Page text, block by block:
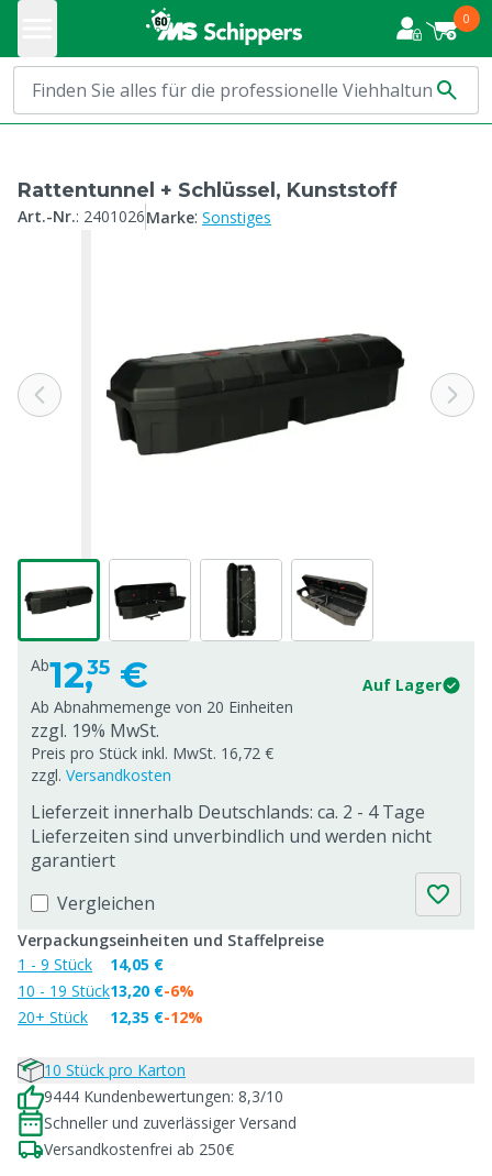
0
Rattentunnel + Schlüssel, Kunststoff
Art.-Nr.: 2401026Marke: Sonstiges
Ab12,35 €
Auf Lager
Ab Abnahmemenge von 20 Einheiten
zzgl. 19% MwSt.
Preis pro Stück inkl. MwSt. 16,72 €
zzgl. Versandkosten
Lieferzeit innerhalb Deutschlands: ca. 2 - 4 Tage
Lieferzeiten sind unverbindlich und werden nicht
garantiert
Vergleichen
Verpackungseinheiten und Staffelpreise
1 - 9 Stück
10 - 19 Stück
20+ Stück
14,05 €
13,20 €
12,35 €
-6%
-12%
10 Stück pro Karton
9444 Kundenbewertungen: 8,3/10
Schneller und zuverlässiger Versand
Versandkostenfrei ab 250€